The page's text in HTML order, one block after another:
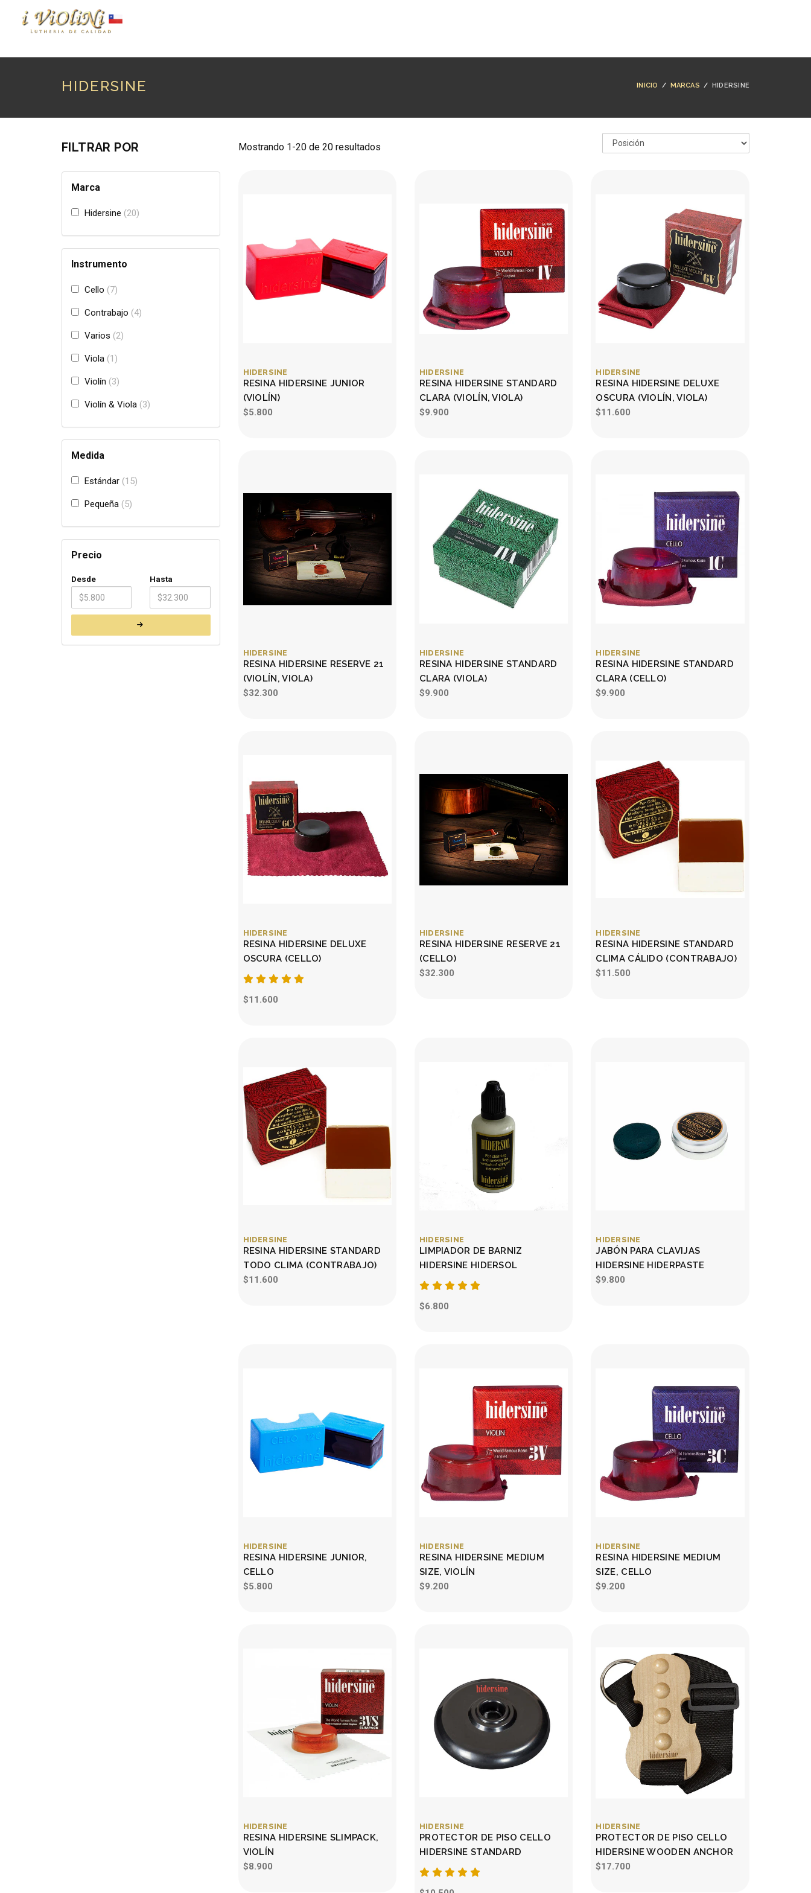
HIDERSINE INICIO / MARCAS /HIDERSINE
FILTRAR POR
Marca
Hidersine 20
Instrumento
Cello 7
Contrabajo 4
Varios 2
Viola 1
Violín 3
Violín & Viola 3
Medida
Estándar 15
Pequeña 5
Precio
Desde Hasta
Mostrando 1-20 de 20 resultados
HIDERSINE
RESINA HIDERSINE JUNIOR
(VIOLÍN)
$5.800
HIDERSINE
RESINA HIDERSINE STANDARD
CLARA (VIOLÍN, VIOLA)
$9.900
HIDERSINE
RESINA HIDERSINE DELUXE
OSCURA (VIOLÍN, VIOLA)
$11.600
HIDERSINE
RESINA HIDERSINE RESERVE 21
(VIOLÍN, VIOLA)
$32.300
HIDERSINE
RESINA HIDERSINE STANDARD
CLARA (VIOLA)
$9.900
HIDERSINE
RESINA HIDERSINE STANDARD
CLARA (CELLO)
$9.900
HIDERSINE
RESINA HIDERSINE DELUXE
OSCURA (CELLO)
$11.600
HIDERSINE
RESINA HIDERSINE RESERVE 21
(CELLO)
$32.300
HIDERSINE
RESINA HIDERSINE STANDARD
CLIMA CÁLIDO (CONTRABAJO)
$11.500
HIDERSINE
RESINA HIDERSINE STANDARD
TODO CLIMA (CONTRABAJO)
$11.600
HIDERSINE
LIMPIADOR DE BARNIZ
HIDERSINE HIDERSOL
$6.800
HIDERSINE
JABÓN PARA CLAVIJAS
HIDERSINE HIDERPASTE
$9.800
HIDERSINE
RESINA HIDERSINE JUNIOR,
CELLO
$5.800
HIDERSINE
RESINA HIDERSINE MEDIUM
SIZE, VIOLÍN
$9.200
HIDERSINE
RESINA HIDERSINE MEDIUM
SIZE, CELLO
$9.200
HIDERSINE
RESINA HIDERSINE SLIMPACK,
VIOLÍN
$8.900
HIDERSINE
PROTECTOR DE PISO CELLO
HIDERSINE STANDARD
HIDERSINE
PROTECTOR DE PISO CELLO
HIDERSINE WOODEN ANCHOR
$17.700